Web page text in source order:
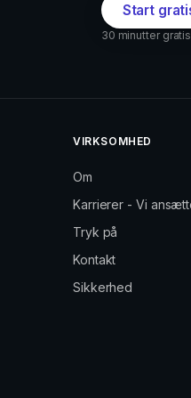
Start
30 minutter
VIRKSOMHED
Om
Karrierer - Vi
Tryk på
Kontakt
Sikkerhed